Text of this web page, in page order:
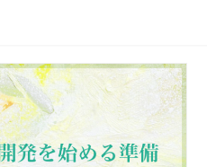
about
service
works
Shopify開発 Shopifyテーマ開発